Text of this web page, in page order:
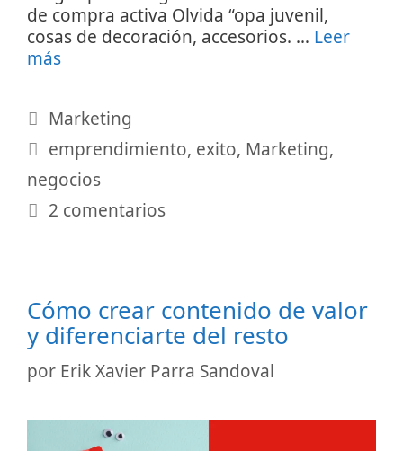
de compra activa Olvida “opa juvenil,
cosas de decoración, accesorios. … Leer
más
Categorías
Marketing
Etiquetas
emprendimiento, exito, Marketing,
negocios
2 comentarios
Cómo crear contenido de valor
y diferenciarte del resto
por Erik Xavier Parra Sandoval